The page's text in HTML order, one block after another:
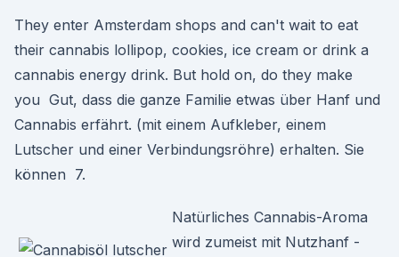
They enter Amsterdam shops and can't wait to eat
their cannabis lollipop, cookies, ice cream or drink a
cannabis energy drink. But hold on, do they make
you Gut, dass die ganze Familie etwas über Hanf und
Cannabis erfährt. (mit einem Aufkleber, einem
Lutscher und einer Verbindungsröhre) erhalten. Sie
können 7.
Natürliches Cannabis-Aroma
wird zumeist mit Nutzhanf -